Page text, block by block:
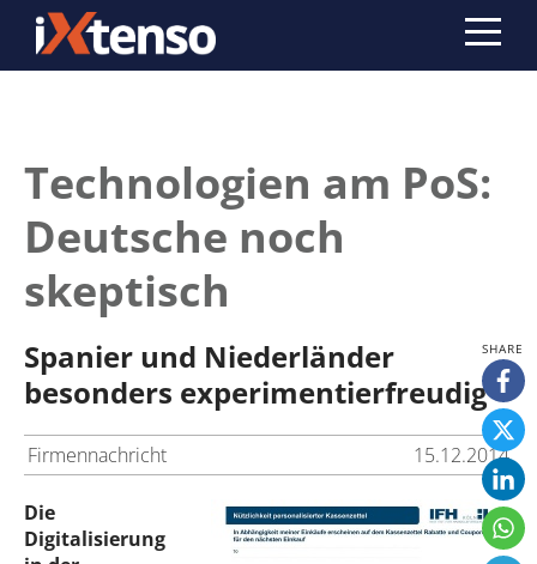
Technologien am PoS:
Deutsche noch
skeptisch
Spanier und Niederländer
besonders experimentierfreudig
Firmennachricht 15.12.2014
Die
Digitalisierung